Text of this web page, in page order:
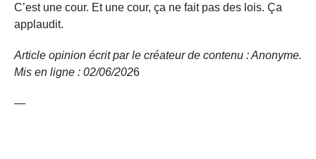
C’est une cour. Et une cour, ça ne fait pas des lois. Ça
applaudit.
Article opinion écrit par le créateur de contenu : Anonyme.
Mis en ligne : 02/06/2026
—